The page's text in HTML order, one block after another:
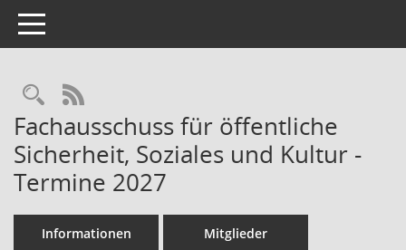
Toggle navigation
Rechercheauswahl
RSS-Feed
Fachausschuss für öffentliche
Sicherheit, Soziales und Kultur -
Termine 2027
Informationen Mitglieder